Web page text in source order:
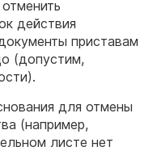
действия
приставам
(допустим,
для отмены
(например,
листе нет